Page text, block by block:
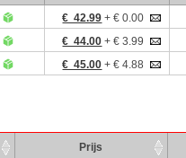
€ 42.99 + € 0.00
€ 44.00 + € 3.99
€ 45.00 + € 4.88
Prijs